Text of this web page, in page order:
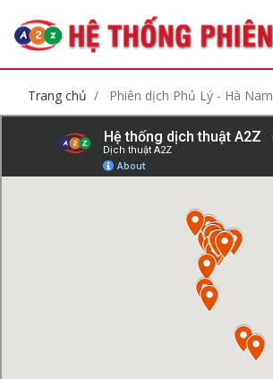
Trang chủ Phiên dịch Phủ Lý - Hà Nam